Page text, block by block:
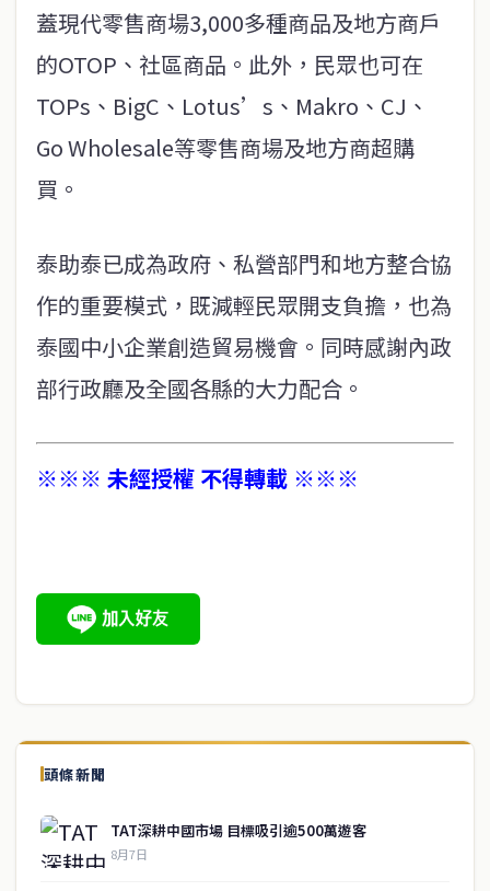
蓋現代零售商場3,000多種商品及地方商戶
的OTOP、社區商品。此外，民眾也可在
TOPs、BigC、Lotus’s、Makro、CJ、
Go Wholesale等零售商場及地方商超購
買。
泰助泰已成為政府、私營部門和地方整合協
作的重要模式，既減輕民眾開支負擔，也為
泰國中小企業創造貿易機會。同時感謝內政
部行政廳及全國各縣的大力配合。
※※※ 未經授權 不得轉載 ※※※
頭條新聞
TAT深耕中國市場 目標吸引逾500萬遊客
8月7日